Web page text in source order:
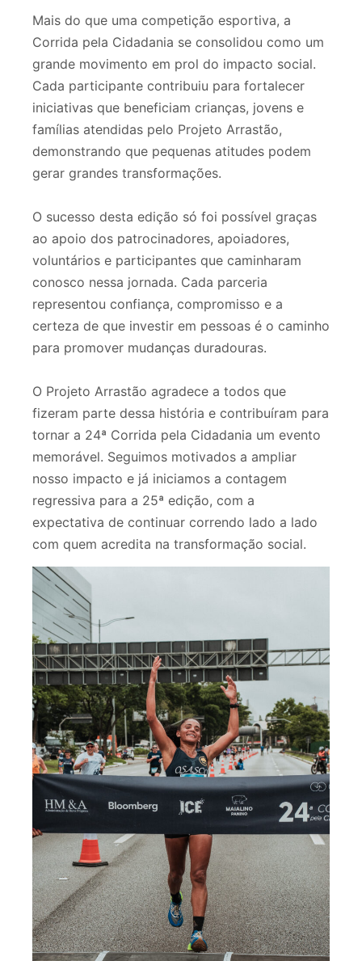
Mais do que uma competição esportiva, a
Corrida pela Cidadania se consolidou como um
grande movimento em prol do impacto social.
Cada participante contribuiu para fortalecer
iniciativas que beneficiam crianças, jovens e
famílias atendidas pelo Projeto Arrastão,
demonstrando que pequenas atitudes podem
gerar grandes transformações.
O sucesso desta edição só foi possível graças
ao apoio dos patrocinadores, apoiadores,
voluntários e participantes que caminharam
conosco nessa jornada. Cada parceria
representou confiança, compromisso e a
certeza de que investir em pessoas é o caminho
para promover mudanças duradouras.
O Projeto Arrastão agradece a todos que
fizeram parte dessa história e contribuíram para
tornar a 24ª Corrida pela Cidadania um evento
memorável. Seguimos motivados a ampliar
nosso impacto e já iniciamos a contagem
regressiva para a 25ª edição, com a
expectativa de continuar correndo lado a lado
com quem acredita na transformação social.